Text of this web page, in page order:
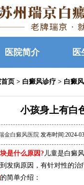
医院简介 医
首页 > 白癜风诊疗 > 白癜
小孩身上有白
金白癜风医院 发布时间:2024-
是什么原因?儿童是白癜
发病原因，有针对性的
的简单介绍：